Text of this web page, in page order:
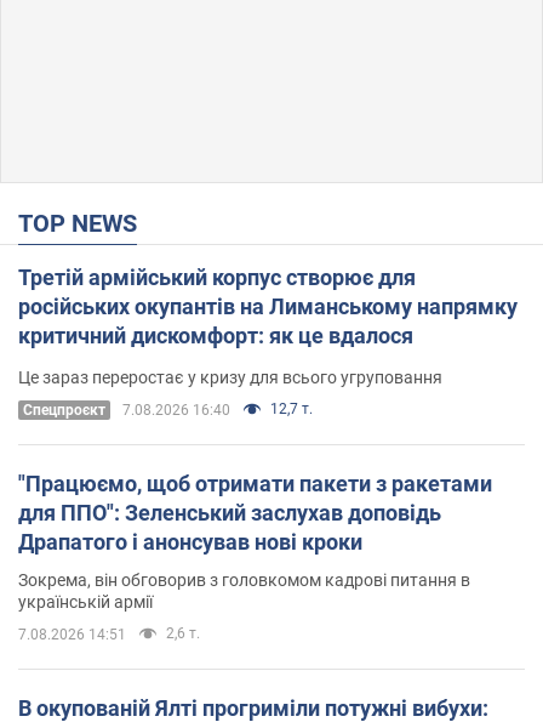
TOP NEWS
Третій армійський корпус створює для
російських окупантів на Лиманському напрямку
критичний дискомфорт: як це вдалося
Це зараз переростає у кризу для всього угруповання
Cпецпроєкт 7.08.2026 16:40 12,7 т.
"Працюємо, щоб отримати пакети з ракетами
для ППО": Зеленський заслухав доповідь
Драпатого і анонсував нові кроки
Зокрема, він обговорив з головкомом кадрові питання в
українській армії
7.08.2026 14:51 2,6 т.
В окупованій Ялті прогриміли потужні вибухи: